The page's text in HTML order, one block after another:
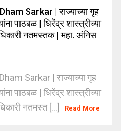
Sarkar | राज्याच्या गृह
पाठबळ | धिरेंद्र शास्त्रीच्या
नतमस्तक | महा. अंनिस
Sarkar | राज्याच्या गृह
पाठबळ | धिरेंद्र शास्त्रीच्या
नतमस्त [...]
Read More